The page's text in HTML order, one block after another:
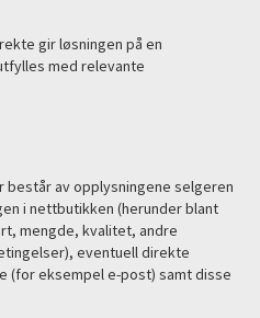
gir løsningen på en
med relevante
av opplysningene selgeren
i nettbutikken (herunder blant
mengde, kvalitet, andre
eventuell direkte
(for eksempel e-post) samt disse